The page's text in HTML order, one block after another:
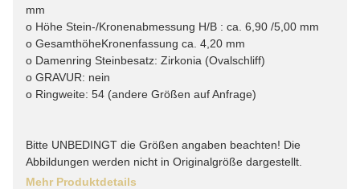
mm
o Höhe Stein-/Kronenabmessung H/B : ca. 6,90 /5,00 mm
o GesamthöheKronenfassung ca. 4,20 mm
o Damenring Steinbesatz: Zirkonia (Ovalschliff)
o GRAVUR: nein
o Ringweite: 54 (andere Größen auf Anfrage)
Bitte UNBEDINGT die Größen angaben beachten! Die
Abbildungen werden nicht in Originalgröße dargestellt.
Mehr Produktdetails